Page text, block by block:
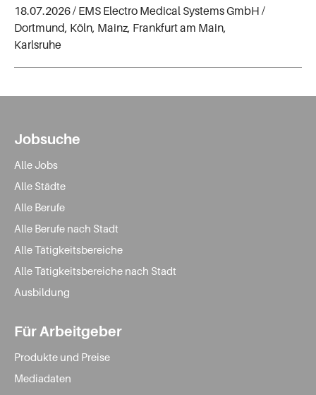
18.07.2026 / EMS Electro Medical Systems GmbH /
Dortmund, Köln, Mainz, Frankfurt am Main,
Karlsruhe
Jobsuche
Alle Jobs
Alle Städte
Alle Berufe
Alle Berufe nach Stadt
Alle Tätigkeitsbereiche
Alle Tätigkeitsbereiche nach Stadt
Ausbildung
Für Arbeitgeber
Produkte und Preise
Mediadaten